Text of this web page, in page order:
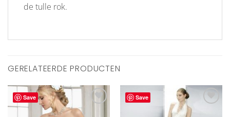
de tulle rok.
GERELATEERDE PRODUCTEN
Save
Save